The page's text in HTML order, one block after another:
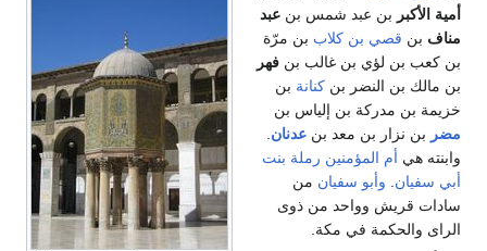
أمية الأكبر بن عبد شمس بن عبد
مناف بن قصي بن كلاب بن مرّة
بن كعب بن لؤي بن غالب‏ بن فهر
بن مالك بن النضر بن كنانة بن
خزيمة بن مدركة بن إلياس بن
مضر بن نزار بن معد بن عدنان
وابنته هي أم المؤمنين رملة بنت
أبي سفيان
وأبو سفيان من
سادات قريش وواحد من ذوى
الراى والحكمة في مكة.